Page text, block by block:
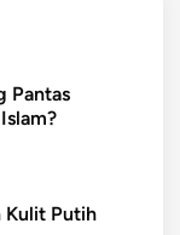
Pantas
Kulit Putih